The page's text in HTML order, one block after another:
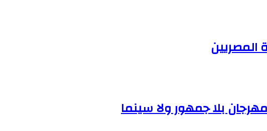
بلا جمهور ولا سينما